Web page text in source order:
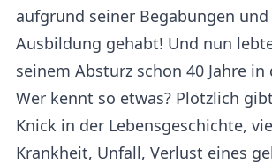
aufgrund seiner Begabungen
Ausbildung gehabt! Und nun
seinem Absturz schon 40 Jahre in
Wer kennt so etwas? Plötzlich
Knick in der Lebensgeschichte,
Krankheit, Unfall, Verlust eines